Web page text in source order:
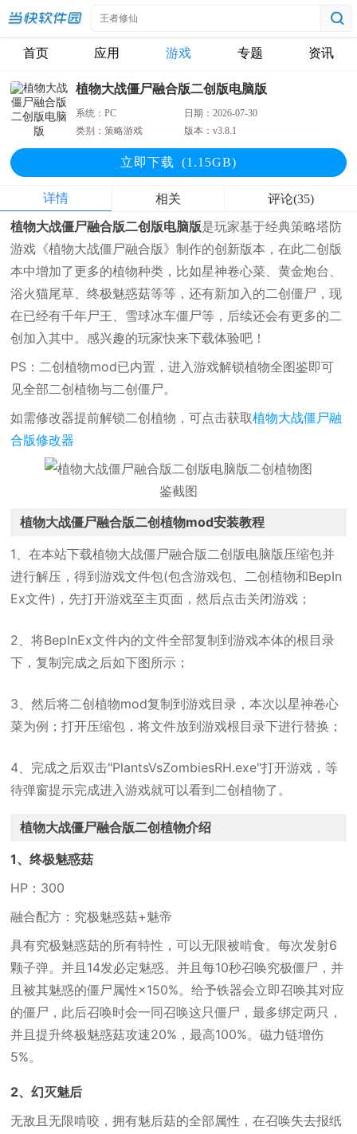
首页 应用 游戏 专题 资讯
植物大战僵尸融合版二创版电脑版
系统：PC 日期：2026-07-30
类别：策略游戏 版本：v3.8.1
立即下载 (1.15GB)
详情 相关 评论(35)
植物大战僵尸融合版二创版电脑版是玩家基于经典策略塔防
游戏《植物大战僵尸融合版》制作的创新版本，在此二创版
本中增加了更多的植物种类，比如星神卷心菜、黄金炮台、
浴火猫尾草、终极魅惑菇等等，还有新加入的二创僵尸，现
在已经有千年尸王、雪球冰车僵尸等，后续还会有更多的二
创加入其中。感兴趣的玩家快来下载体验吧！
PS：二创植物mod已内置，进入游戏解锁植物全图鉴即可
见全部二创植物与二创僵尸。
如需修改器提前解锁二创植物，可点击获取植物大战僵尸融
合版修改器
植物大战僵尸融合版二创植物mod安装教程
1、在本站下载植物大战僵尸融合版二创版电脑版压缩包并
进行解压，得到游戏文件包(包含游戏包、二创植物和BepIn
Ex文件)，先打开游戏至主页面，然后点击关闭游戏；
2、将BepInEx文件内的文件全部复制到游戏本体的根目录
下，复制完成之后如下图所示；
3、然后将二创植物mod复制到游戏目录，本次以星神卷心
菜为例；打开压缩包，将文件放到游戏根目录下进行替换；
4、完成之后双击"PlantsVsZombiesRH.exe"打开游戏，等
待弹窗提示完成进入游戏就可以看到二创植物了。
植物大战僵尸融合版二创植物介绍
1、终极魅惑菇
HP：300
融合配方：究极魅惑菇+魅帝
具有究极魅惑菇的所有特性，可以无限被啃食。每次发射6
颗子弹。并且14发必定魅惑。并且每10秒召唤究极僵尸，并
且被其魅惑的僵尸属性×150%。给予铁器会立即召唤其对应
的僵尸，此后召唤时会一同召唤这只僵尸，最多绑定两只，
并且提升终极魅惑菇攻速20%，最高100%。磁力链增伤
5%。
2、幻灭魅后
无敌且无限啃咬，拥有魅后菇的全部属性，在召唤失去报纸